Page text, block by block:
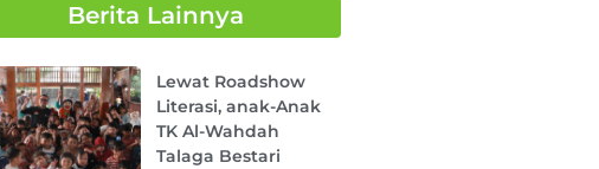
Berita Lainnya
Lewat Roadshow
Literasi, anak-Anak
TK Al-Wahdah
Talaga Bestari
PagePage PagePagePage